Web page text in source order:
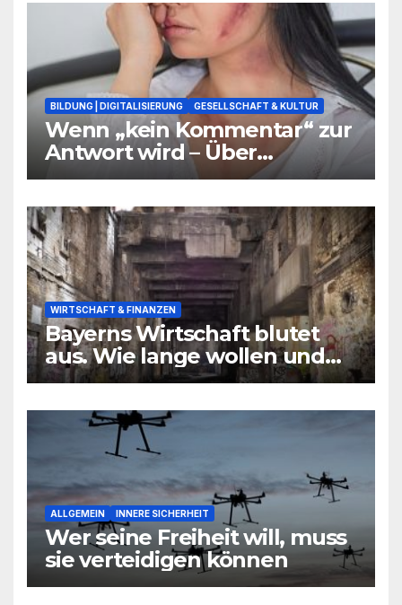
BILDUNG | DIGITALISIERUNG GESELLSCHAFT & KULTUR
Wenn „kein Kommentar“ zur
Antwort wird – Über
Warnsignale aus Schulen, die
WIRTSCHAFT & FINANZEN
Bayerns Wirtschaft blutet
aus. Wie lange wollen und
können wir uns den
noch leisten?
ALLGEMEIN INNERE SICHERHEIT
Wer seine Freiheit will, muss
sie verteidigen können